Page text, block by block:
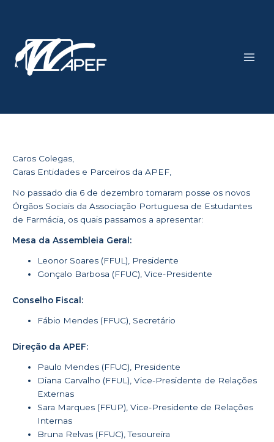
Caros Colegas,
Caras Entidades e Parceiros da APEF,
No passado dia 6 de dezembro tomaram posse os novos
Órgãos Sociais da Associação Portuguesa de Estudantes
de Farmácia, os quais passamos a apresentar:
Mesa da Assembleia Geral:
Leonor Soares (FFUL), Presidente
Gonçalo Barbosa (FFUC), Vice-Presidente
Conselho Fiscal:
Fábio Mendes (FFUC), Secretário
Direção da APEF:
Paulo Mendes (FFUC), Presidente
Diana Carvalho (FFUL), Vice-Presidente de Relações
Externas
Sara Marques (FFUP), Vice-Presidente de Relações
Internas
Bruna Relvas (FFUC), Tesoureira